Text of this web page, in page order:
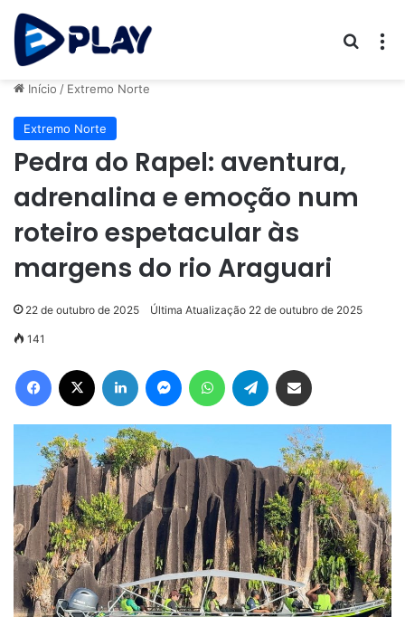
Início / Extremo Norte
Extremo Norte
Pedra do Rapel: aventura,
adrenalina e emoção num
roteiro espetacular às
margens do rio Araguari
22 de outubro de 2025 Última Atualização 22 de outubro de 2025
141
Facebook Linkedin MessengerWhatsAppTelegram